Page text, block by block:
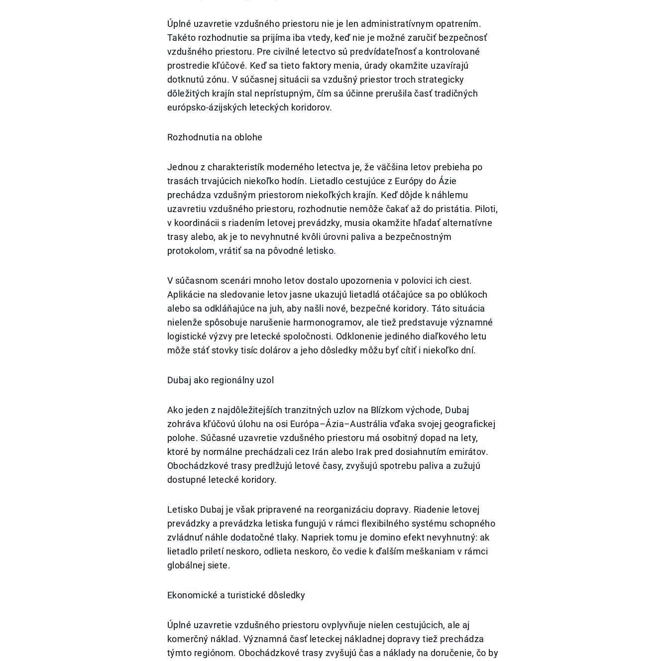
Úplné uzavretie vzdušného priestoru nie je len administratívnym opatrením.
Takéto rozhodnutie sa prijíma iba vtedy, keď nie je možné zaručiť bezpečnosť
vzdušného priestoru. Pre civilné letectvo sú predvídateľnosť a kontrolované
prostredie kľúčové. Keď sa tieto faktory menia, úrady okamžite uzavírajú
dotknutú zónu. V súčasnej situácii sa vzdušný priestor troch strategicky
dôležitých krajín stal neprístupným, čím sa účinne prerušila časť tradičných
európsko-ázijských leteckých koridorov.
Rozhodnutia na oblohe
Jednou z charakteristík moderného letectva je, že väčšina letov prebieha po
trasách trvajúcich niekoľko hodín. Lietadlo cestujúce z Európy do Ázie
prechádza vzdušným priestorom niekoľkých krajín. Keď dôjde k náhlemu
uzavretiu vzdušného priestoru, rozhodnutie nemôže čakať až do pristátia. Piloti,
v koordinácii s riadením letovej prevádzky, musia okamžite hľadať alternatívne
trasy alebo, ak je to nevyhnutné kvôli úrovni paliva a bezpečnostným
protokolom, vrátiť sa na pôvodné letisko.
V súčasnom scenári mnoho letov dostalo upozornenia v polovici ich ciest.
Aplikácie na sledovanie letov jasne ukazujú lietadlá otáčajúce sa po oblúkoch
alebo sa odkláňajúce na juh, aby našli nové, bezpečné koridory. Táto situácia
nielenže spôsobuje narušenie harmonogramov, ale tiež predstavuje významné
logistické výzvy pre letecké spoločnosti. Odklonenie jediného diaľkového letu
môže stáť stovky tisíc dolárov a jeho dôsledky môžu byť cítiť i niekoľko dní.
Dubaj ako regionálny uzol
Ako jeden z najdôležitejších tranzitných uzlov na Blízkom východe, Dubaj
zohráva kľúčovú úlohu na osi Európa–Ázia–Austrália vďaka svojej geografickej
polohe. Súčasné uzavretie vzdušného priestoru má osobitný dopad na lety,
ktoré by normálne prechádzali cez Irán alebo Irak pred dosiahnutím emirátov.
Obochádzkové trasy predlžujú letové časy, zvyšujú spotrebu paliva a zužujú
dostupné letecké koridory.
Letisko Dubaj je však pripravené na reorganizáciu dopravy. Riadenie letovej
prevádzky a prevádzka letiska fungujú v rámci flexibilného systému schopného
zvládnuť náhle dodatočné tlaky. Napriek tomu je domino efekt nevyhnutný: ak
lietadlo priletí neskoro, odlieta neskoro, čo vedie k ďalším meškaniam v rámci
globálnej siete.
Ekonomické a turistické dôsledky
Úplné uzavretie vzdušného priestoru ovplyvňuje nielen cestujúcich, ale aj
komerčný náklad. Významná časť leteckej nákladnej dopravy tiež prechádza
týmto regiónom. Obochádzkové trasy zvyšujú čas a náklady na doručenie, čo by